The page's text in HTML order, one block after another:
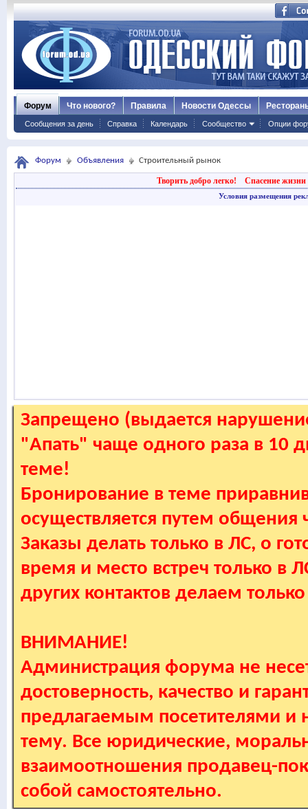
Форум
Сообщения за день Справка Календарь Сообщество Опции
Что нового? Правила Новости Одессы
Форум Объявления Строительный рынок
Творить добро легко! Спасение жизни
Условия размещения
Запрещено (выдается
"Апать" чаще одного раза в 10
теме!
Бронирование в теме
осуществляется путем
Заказы делать только в ЛС, о
время и место встреч только в
других контактов делаем
ВНИМАНИЕ!
Администрация форума не
достоверность, качество и
предлагаемым посетителями и
тему. Все юридические,
взаимоотношения продавец-
собой самостоятельно.